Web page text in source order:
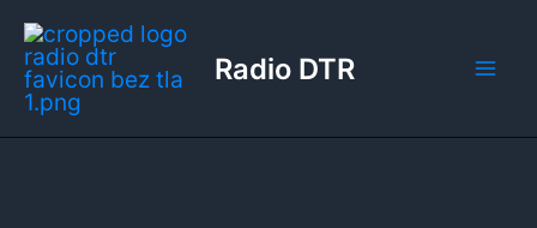
Przejdź
do
treści
Radio DTR